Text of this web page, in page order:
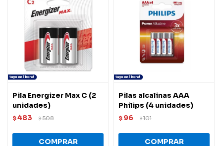
Pila Energizer Max C (2
unidades)
$483 $508
Pilas alcalinas AAA
Philips (4 unidades)
$ 96 $101